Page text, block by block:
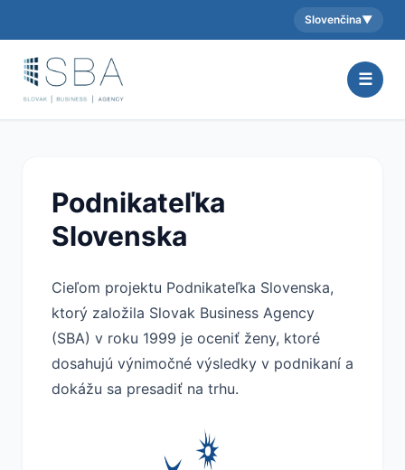
Aktuálny jazyk:
Slovenčina▼
☰
Podnikateľka
Slovenska
Cieľom projektu Podnikateľka Slovenska,
ktorý založila Slovak Business Agency
(SBA) v roku 1999 je oceniť ženy, ktoré
dosahujú výnimočné výsledky v podnikaní a
dokážu sa presadiť na trhu.